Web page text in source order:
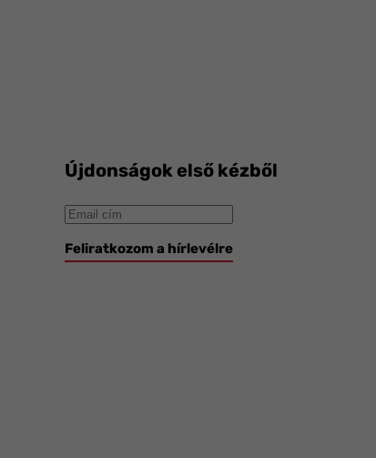
Újdonságok első kézből
Feliratkozom a hírlevélre